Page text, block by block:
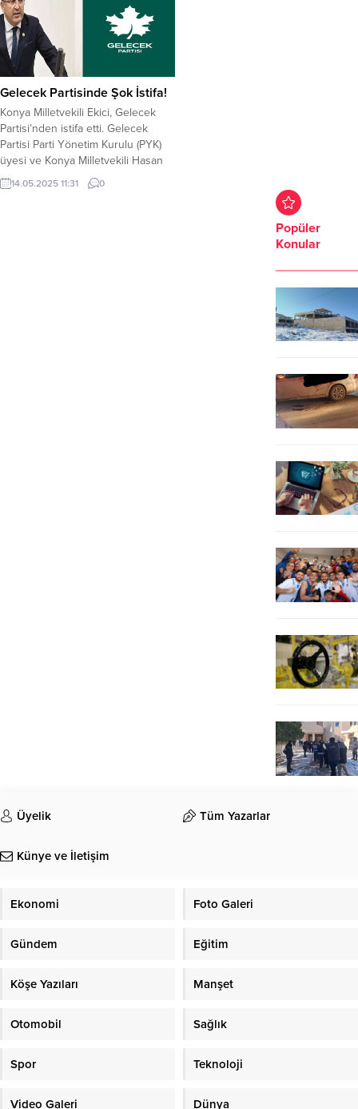
Gelecek Partisinde Şok İstifa!
Konya Milletvekili Ekici, Gelecek
Partisi’nden istifa etti. Gelecek
Partisi Parti Yönetim Kurulu (PYK)
üyesi ve Konya Milletvekili Hasan
Ekici partisinden istifa ettiğini
duyurdu. Ekici, istifa haberini sosyal
14.05.2025 11:31 0
Popüler
Konular
Üyelik Tüm Yazarlar
Künye ve İletişim
Ekonomi Foto Galeri
Gündem Eğitim
Köşe Yazıları Manşet
Otomobil Sağlık
Spor Teknoloji
Video Galeri Dünya